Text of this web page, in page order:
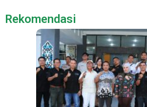
Rekomendasi